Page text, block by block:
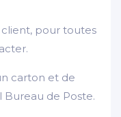
client, pour toutes
carton et de
Bureau de Poste.